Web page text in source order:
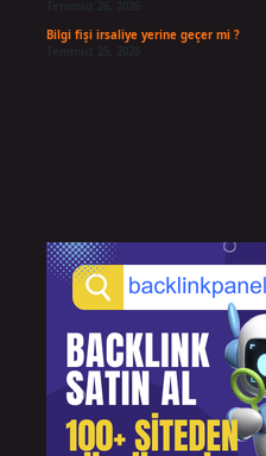
Bilgi fişi irsaliye yerine geçer mi ?
Temmuz 25, 2026